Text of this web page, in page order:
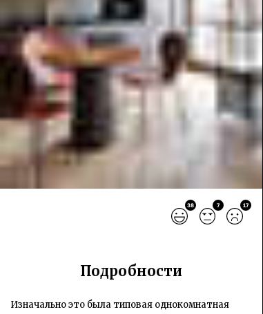
38 7 17
Подробности
Изначально это была типовая однокомнатная